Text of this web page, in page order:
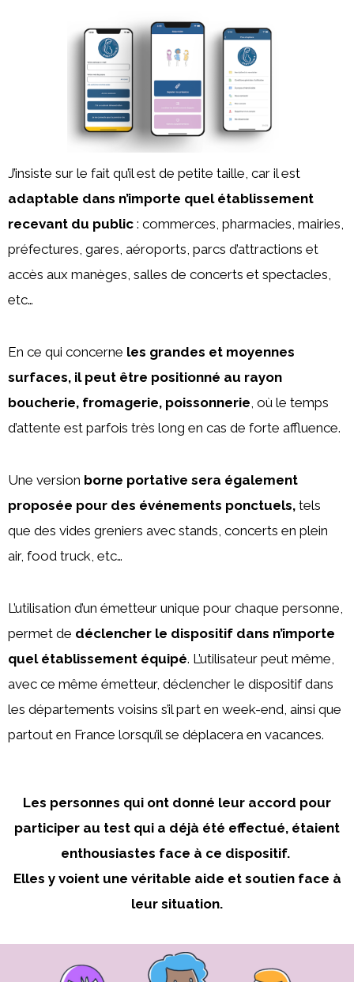
J’insiste sur le fait qu’il est de petite taille, car il est
adaptable dans n’importe quel établissement
recevant du public : commerces, pharmacies, mairies,
préfectures, gares, aéroports, parcs d’attractions et
accès aux manèges, salles de concerts et spectacles,
etc…
En ce qui concerne les grandes et moyennes
surfaces, il peut être positionné au rayon
boucherie, fromagerie, poissonnerie , où le temps
d’attente est parfois très long en cas de forte affluence.
Une version borne portative sera également
proposée pour des événements ponctuels, tels
que des vides greniers avec stands, concerts en plein
air, food truck, etc…
L’utilisation d’un émetteur unique pour chaque personne,
permet de déclencher le dispositif dans n’importe
quel établissement équipé. L’utilisateur peut même,
avec ce même émetteur, déclencher le dispositif dans
les départements voisins s’il part en week-end, ainsi que
partout en France lorsqu’il se déplacera en vacances.
Les personnes qui ont donné leur accord pour
participer au test qui a déjà été effectué, étaient
enthousiastes face à ce dispositif.
Elles y voient une véritable aide et soutien face à
leur situation.